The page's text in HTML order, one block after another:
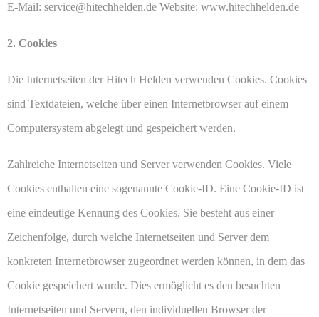
E-Mail: service@hitechhelden.de Website: www.hitechhelden.de
2. Cookies
Die Internetseiten der Hitech Helden verwenden Cookies. Cookies
sind Textdateien, welche über einen Internetbrowser auf einem
Computersystem abgelegt und gespeichert werden.
Zahlreiche Internetseiten und Server verwenden Cookies. Viele
Cookies enthalten eine sogenannte Cookie-ID. Eine Cookie-ID ist
eine eindeutige Kennung des Cookies. Sie besteht aus einer
Zeichenfolge, durch welche Internetseiten und Server dem
konkreten Internetbrowser zugeordnet werden können, in dem das
Cookie gespeichert wurde. Dies ermöglicht es den besuchten
Internetseiten und Servern, den individuellen Browser der